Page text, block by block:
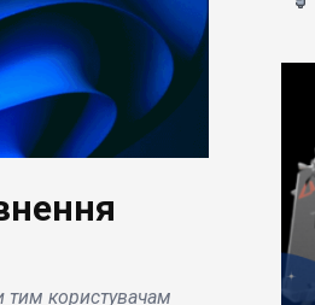
тим користувачам
НОВИНИ